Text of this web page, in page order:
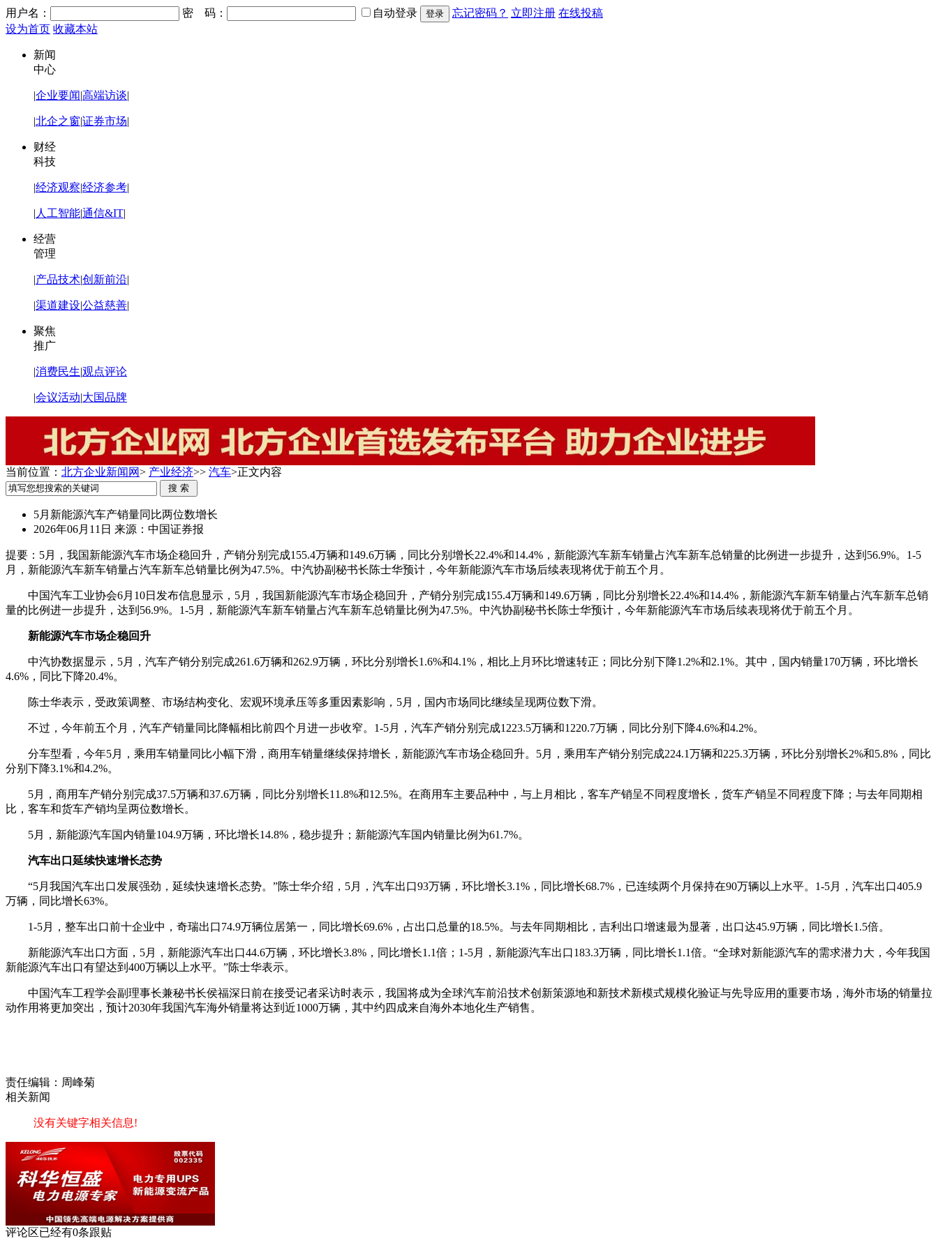
用户名： 密 码： 自动登录 忘记密码？ 立即注册 在线投稿
设为首页 收藏本站
新闻
中心
|企业要闻|高端访谈|
|北企之窗|证券市场|
财经
科技
|经济观察|经济参考|
| 人工智能|通信&IT|
经营
管理
|产品技术|创新前沿|
|渠道建设|公益慈善|
聚焦
推广
|消费民生|观点评论
|会议活动|大国品牌
当前位置： 北方企业新闻网> 产业经济>> 汽车>正文内容
5月新能源汽车产销量同比两位数增长
2026年06月11日 来源：中国证券报
提要： 5月，我国新能源汽车市场企稳回升，产销分别完成155.4万辆和149.6万辆，同比分别增长22.4%和14.4%，新能源汽车新车销量占汽车新车总销量的比例进一步提升，达到56.9%。1-5
月，新能源汽车新车销量占汽车新车总销量比例为47.5%。中汽协副秘书长陈士华预计，今年新能源汽车市场后续表现将优于前五个月。
中国汽车工业协会6月10日发布信息显示，5月，我国新能源汽车市场企稳回升，产销分别完成155.4万辆和149.6万辆，同比分别增长22.4%和14.4%，新能源汽车新车销量占汽车新车总销
量的比例进一步提升，达到56.9%。1-5月，新能源汽车新车销量占汽车新车总销量比例为47.5%。中汽协副秘书长陈士华预计，今年新能源汽车市场后续表现将优于前五个月。
新能源汽车市场企稳回升
中汽协数据显示，5月，汽车产销分别完成261.6万辆和262.9万辆，环比分别增长1.6%和4.1%，相比上月环比增速转正；同比分别下降1.2%和2.1%。其中，国内销量170万辆，环比增长
4.6%，同比下降20.4%。
陈士华表示，受政策调整、市场结构变化、宏观环境承压等多重因素影响，5月，国内市场同比继续呈现两位数下滑。
不过，今年前五个月，汽车产销量同比降幅相比前四个月进一步收窄。1-5月，汽车产销分别完成1223.5万辆和1220.7万辆，同比分别下降4.6%和4.2%。
分车型看，今年5月，乘用车销量同比小幅下滑，商用车销量继续保持增长，新能源汽车市场企稳回升。5月，乘用车产销分别完成224.1万辆和225.3万辆，环比分别增长2%和5.8%，同比
分别下降3.1%和4.2%。
5月，商用车产销分别完成37.5万辆和37.6万辆，同比分别增长11.8%和12.5%。在商用车主要品种中，与上月相比，客车产销呈不同程度增长，货车产销呈不同程度下降；与去年同期相
比，客车和货车产销均呈两位数增长。
5月，新能源汽车国内销量104.9万辆，环比增长14.8%，稳步提升；新能源汽车国内销量比例为61.7%。
汽车出口延续快速增长态势
“5月我国汽车出口发展强劲，延续快速增长态势。”陈士华介绍，5月，汽车出口93万辆，环比增长3.1%，同比增长68.7%，已连续两个月保持在90万辆以上水平。1-5月，汽车出口405.9
万辆，同比增长63%。
1-5月，整车出口前十企业中，奇瑞出口74.9万辆位居第一，同比增长69.6%，占出口总量的18.5%。与去年同期相比，吉利出口增速最为显著，出口达45.9万辆，同比增长1.5倍。
新能源汽车出口方面，5月，新能源汽车出口44.6万辆，环比增长3.8%，同比增长1.1倍；1-5月，新能源汽车出口183.3万辆，同比增长1.1倍。“全球对新能源汽车的需求潜力大，今年我国
新能源汽车出口有望达到400万辆以上水平。”陈士华表示。
中国汽车工程学会副理事长兼秘书长侯福深日前在接受记者采访时表示，我国将成为全球汽车前沿技术创新策源地和新技术新模式规模化验证与先导应用的重要市场，海外市场的销量拉
动作用将更加突出，预计2030年我国汽车海外销量将达到近1000万辆，其中约四成来自海外本地化生产销售。
责任编辑：周峰菊
相关新闻
没有关键字相关信息!
评论区已经有0条跟贴